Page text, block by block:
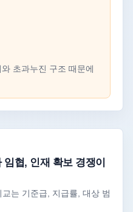
초과누진 구조 때문에
협, 인재 확보 경쟁이
는 기준급, 지급률, 대상 범